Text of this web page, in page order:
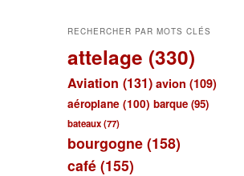
RECHERCHER PAR MOTS CLÉS
attelage (330)
Aviation (131) avion (109)
aéroplane (100) barque (95)
bateaux(77)
bourgogne (158)
café (155)